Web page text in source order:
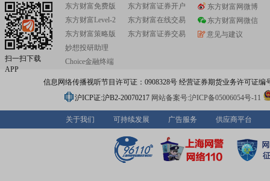
2026-07-24
2026-07-23
股权质押：宁波合盛集团有限公
持股比例为0.11%，占总股本比
起始日2024-12-24)
扫一扫下载
APP
东方财富免费版
东方财富Level-2
东方财富策略版
妙想投研助理
Choice金融终端
东方财富证券开户
东方财富在线交易
东方财富证券交易
东方财富网微博
东方财富网微信
意见与建议
信息网络传播视听节目许可证：0908328号 经营证券期货业务许可证编
沪ICP证:沪B2-20070217 网站备案号:沪ICP备05006054号-11
关于我们 可持续发展 广告服务 供应商平台